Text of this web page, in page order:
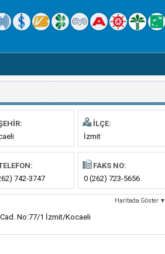
İLÇE:
İzmit
742-3747
FAKS NO:
0 (262) 723-5656
Haritada Göster ▼
No:77/1 İzmit/Kocaeli